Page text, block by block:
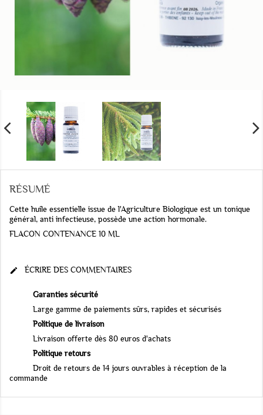
RÉSUMÉ
Cette huile essentielle issue de l'Agriculture Biologique est un tonique
général, anti infectieuse, possède une action hormonale.
FLACON CONTENANCE 10 ML
 ÉCRIRE DES COMMENTAIRES
Garanties sécurité
Large gamme de paiements sûrs, rapides et sécurisés
Politique de livraison
Livraison offerte dès 80 euros d'achats
Politique retours
Droit de retours de 14 jours ouvrables à réception de la
commande